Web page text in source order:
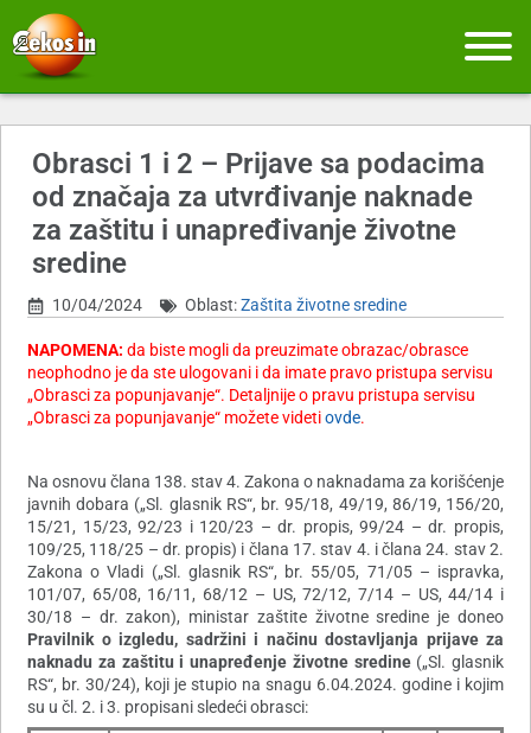
Obrasci 1 i 2 – Prijave sa podacima
od značaja za utvrđivanje naknade
za zaštitu i unapređivanje životne
sredine
10/04/2024 Oblast:Zaštita životne sredine
NAPOMENA: da biste mogli da preuzimate obrazac/obrasce
neophodno je da ste ulogovani i da imate pravo pristupa servisu
„Obrasci za popunjavanje“. Detaljnije o pravu pristupa servisu
„Obrasci za popunjavanje“ možete videtiovde.
Na osnovu člana 138. stav 4. Zakona o naknadama za korišćenje
javnih dobara („Sl. glasnik RS“, br. 95/18, 49/19, 86/19, 156/20,
15/21, 15/23, 92/23 i 120/23 – dr. propis, 99/24 – dr. propis,
109/25, 118/25 – dr. propis) i člana 17. stav 4. i člana 24. stav 2.
Zakona o Vladi („Sl. glasnik RS“, br. 55/05, 71/05 – ispravka,
101/07, 65/08, 16/11, 68/12 – US, 72/12, 7/14 – US, 44/14 i
30/18 – dr. zakon), ministar zaštite životne sredine je doneo
Pravilnik o izgledu, sadržini i načinu dostavljanja prijave za
naknadu za zaštitu i unapređenje životne sredine („Sl. glasnik
RS“, br. 30/24), koji je stupio na snagu 6.04.2024. godine i kojim
su u čl. 2. i 3. propisani sledeći obrasci: